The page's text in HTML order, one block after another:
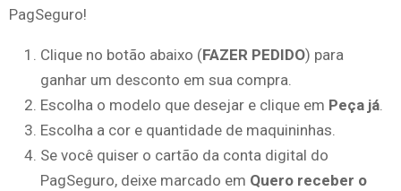
PagSeguro!
Clique no botão abaixo (FAZER PEDIDO) para
ganhar um desconto em sua compra.
Escolha o modelo que desejar e clique em Peça já
Escolha a cor e quantidade de maquininhas.
Se você quiser o cartão da conta digital do
PagSeguro, deixe marcado em Quero receber o